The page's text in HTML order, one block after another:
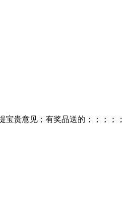
宝贵意见；有奖品送的；；；；；